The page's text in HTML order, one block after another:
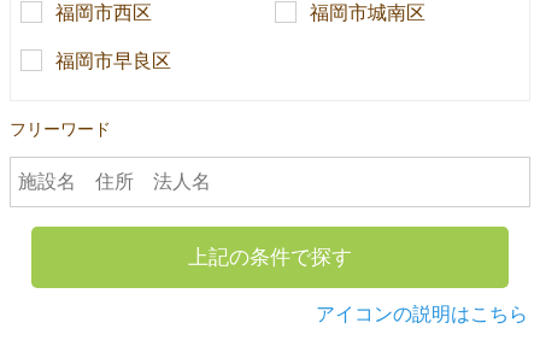
福岡市西区 福岡市城南区
福岡市早良区
フリーワード
上記の条件で探す
アイコンの説明はこちら